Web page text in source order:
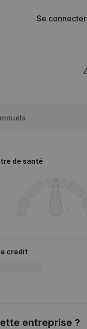
Se connecter
de santé
crédit
entreprise ?